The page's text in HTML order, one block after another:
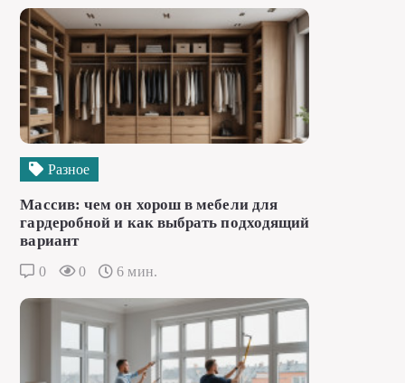
Разное
Массив: чем он хорош в мебели для
гардеробной и как выбрать подходящий
вариант
0 0 6 мин.